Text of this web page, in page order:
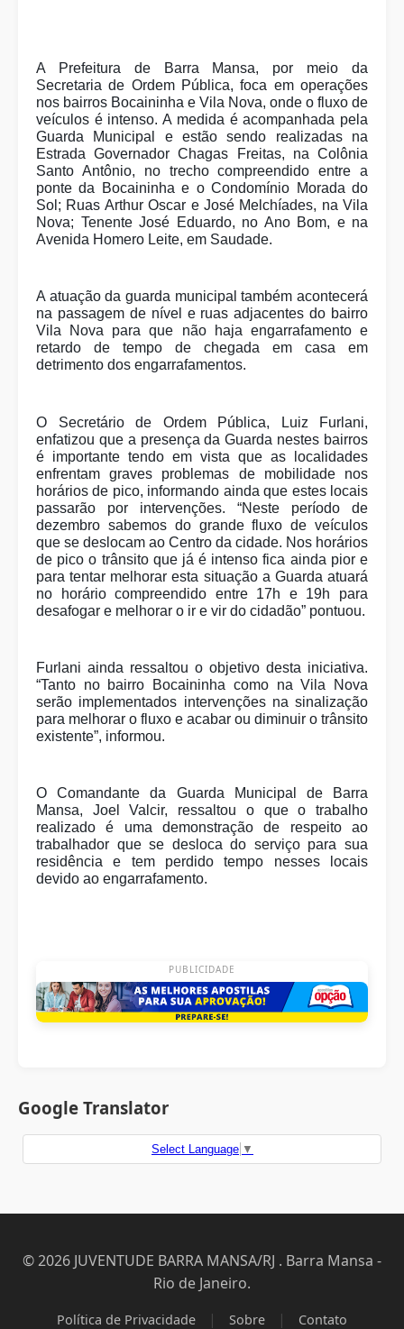
A Prefeitura de Barra Mansa, por meio da
Secretaria de Ordem Pública, foca em operações
nos bairros Bocaininha e Vila Nova, onde o fluxo de
veículos é intenso. A medida é acompanhada pela
Guarda Municipal e estão sendo realizadas na
Estrada Governador Chagas Freitas, na Colônia
Santo Antônio, no trecho compreendido entre a
ponte da Bocaininha e o Condomínio Morada do
Sol; Ruas Arthur Oscar e José Melchíades, na Vila
Nova; Tenente José Eduardo, no Ano Bom, e na
Avenida Homero Leite, em Saudade.
A atuação da guarda municipal também acontecerá
na passagem de nível e ruas adjacentes do bairro
Vila Nova para que não haja engarrafamento e
retardo de tempo de chegada em casa em
detrimento dos engarrafamentos.
O Secretário de Ordem Pública, Luiz Furlani,
enfatizou que a presença da Guarda nestes bairros
é importante tendo em vista que as localidades
enfrentam graves problemas de mobilidade nos
horários de pico, informando ainda que estes locais
passarão por intervenções. “Neste período de
dezembro sabemos do grande fluxo de veículos
que se deslocam ao Centro da cidade. Nos horários
de pico o trânsito que já é intenso fica ainda pior e
para tentar melhorar esta situação a Guarda atuará
no horário compreendido entre 17h e 19h para
desafogar e melhorar o ir e vir do cidadão” pontuou.
Furlani ainda ressaltou o objetivo desta iniciativa.
“Tanto no bairro Bocaininha como na Vila Nova
serão implementados intervenções na sinalização
para melhorar o fluxo e acabar ou diminuir o trânsito
existente”, informou.
O Comandante da Guarda Municipal de Barra
Mansa, Joel Valcir, ressaltou o que o trabalho
realizado é uma demonstração de respeito ao
trabalhador que se desloca do serviço para sua
residência e tem perdido tempo nesses locais
devido ao engarrafamento.
PUBLICIDADE
Google Translator
Select Language ▼
© 2026 JUVENTUDE BARRA MANSA/RJ . Barra Mansa -
Rio de Janeiro.
Política de Privacidade | Sobre | Contato